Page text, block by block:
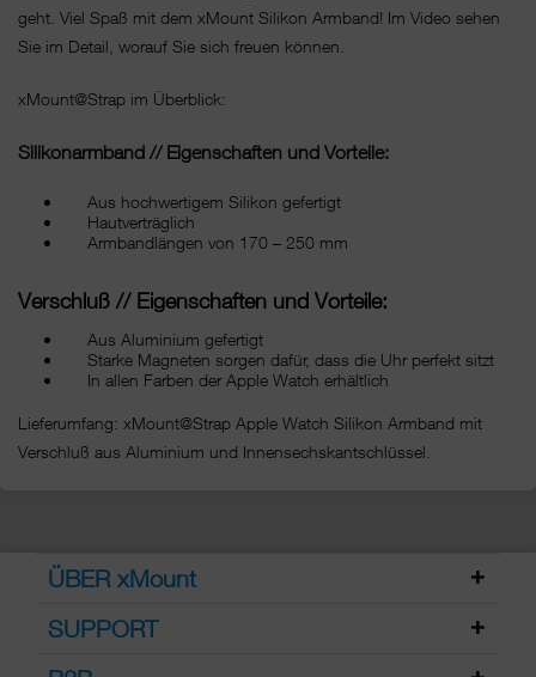
geht. Viel Spaß mit dem xMount Silikon Armband! Im Video sehen
Sie im Detail, worauf Sie sich freuen können.
xMount@Strap im Überblick:
Silikonarmband // Eigenschaften und Vorteile:
Aus hochwertigem Silikon gefertigt
Hautverträglich
Armbandlängen von 170 – 250 mm
Verschluß // Eigenschaften und Vorteile:
Aus Aluminium gefertigt
Starke Magneten sorgen dafür, dass die Uhr perfekt sitzt
In allen Farben der Apple Watch erhältlich
Lieferumfang: xMount@Strap Apple Watch Silikon Armband mit
Verschluß aus Aluminium und Innensechskantschlüssel.
ÜBER xMount
SUPPORT